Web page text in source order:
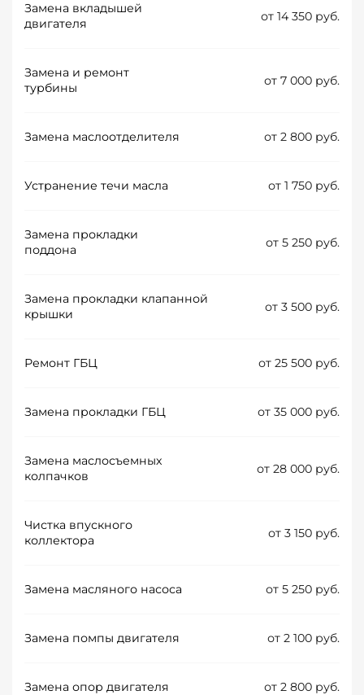
Замена вкладышей
двигателя
от 14 350 руб.
Замена и ремонт
турбины
от 7 000 руб.
Замена маслоотделителя от 2 800 руб.
Устранение течи масла от 1 750 руб.
Замена прокладки
поддона
от 5 250 руб.
Замена прокладки клапанной
крышки
от 3 500 руб.
Ремонт ГБЦ от 25 500 руб.
Замена прокладки ГБЦ от 35 000 руб.
Замена маслосъемных
колпачков
от 28 000 руб.
Чистка впускного
коллектора
от 3 150 руб.
Замена масляного насоса от 5 250 руб.
Замена помпы двигателя от 2 100 руб.
Замена опор двигателя от 2 800 руб.